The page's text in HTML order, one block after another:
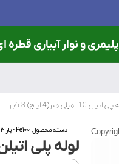
و نوار آبیاری قطره
اتیلن 110میلی متر(4 اینچ) 6.3بار
دسته محصول: Pe100 - بار ۶.۳
لوله پلی اتیلن 110میلی متر(4 اینچ)